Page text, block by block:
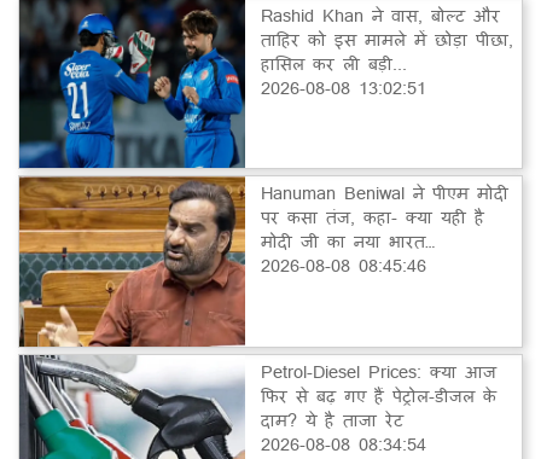
Rashid Khan ने वास, बोल्ट और
ताहिर को इस मामले में छोड़ा पीछा,
हासिल कर ली बड़ी...
2026-08-08 13:02:51
Hanuman Beniwal ने पीएम मोदी
पर कसा तंज, कहा- क्या यही है
मोदी जी का नया भारत…
2026-08-08 08:45:46
Petrol-Diesel Prices: क्या आज
फिर से बढ़ गए हैं पेट्रोल-डीजल के
दाम? ये है ताजा रेट
2026-08-08 08:34:54